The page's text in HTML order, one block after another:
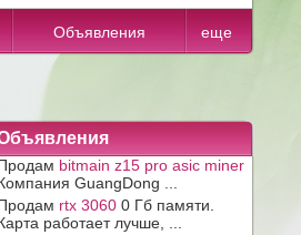
Объявления еще
bitmain z15 pro asic miner
GuangDong ...
rtx 3060 0 Гб памяти.
работает лучше, ...